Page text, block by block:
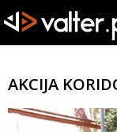
AKCIJA